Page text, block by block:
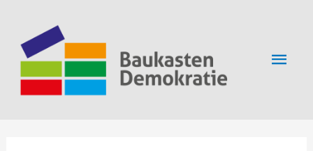
springen